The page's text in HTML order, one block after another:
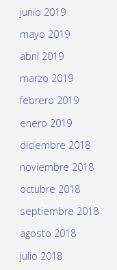
junio 2019
mayo 2019
abril 2019
marzo 2019
febrero 2019
enero 2019
diciembre 2018
noviembre 2018
octubre 2018
septiembre 2018
agosto 2018
julio 2018